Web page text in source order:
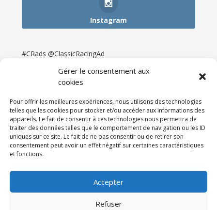
Gérer le consentement aux
cookies
Pour offrir les meilleures expériences, nous utilisons des technologies
telles que les cookies pour stocker et/ou accéder aux informations des
appareils. Le fait de consentir à ces technologies nous permettra de
traiter des données telles que le comportement de navigation ou les ID
uniques sur ce site. Le fait de ne pas consentir ou de retirer son
consentement peut avoir un effet négatif sur certaines caractéristiques
et fonctions.
Accepter
Refuser
Instagram
#CRads @ClassicRacingAd
Newsletter & Presse
Partenaires
Tarifs
Espace Client